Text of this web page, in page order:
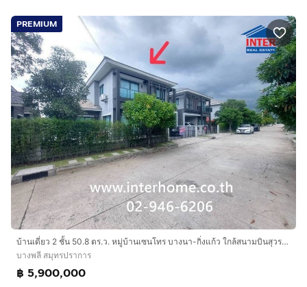
PREMIUM
บ้านเดี่ยว 2 ชั้น 50.8 ตร.ว. หมู่บ้านเซนโทร บางนา-กิ่งแก้ว ใกล้สนามบินสุวรรณภูมิ ซอยกิ่งแก้ว6-1 ถนนกิ่งแก้ว ถนนบางนาตราด บางพลี สมุทรปราการ
บางพลี สมุทรปราการ
฿ 5,900,000